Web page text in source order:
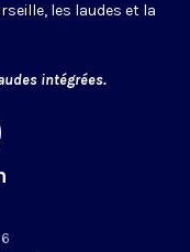
les laudes et la
intégrées.